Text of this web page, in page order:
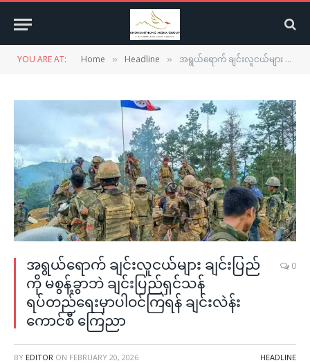
YOU ARE AT: Home » Headline » အရွယ်ရောက် ချင်းလူငယ်များ ချင်းပြည်ကို မစွန့်ခွာဘဲ ချင်းပြည်ရှင်သန်ရပ်တည်‌ရေးမှာပါဝင်ကြရန် ချင်းလဲန်းကောင်စီ ကြေညာ
အရွယ်ရောက် ချင်းလူငယ်များ ချင်းပြည်
ကို မစွန့်ခွာဘဲ ချင်းပြည်ရှင်သန်
ရပ်တည်‌ရေးမှာပါဝင်ကြရန် ချင်းလဲန်း
ကောင်စီ ကြေညာ
0
BY EDITOR ON FEBRUARY 20, 2026 HEADLINE